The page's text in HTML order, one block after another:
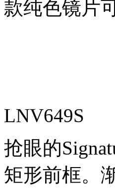
款纯色镜片
LNV649S
抢眼的
矩形前框。